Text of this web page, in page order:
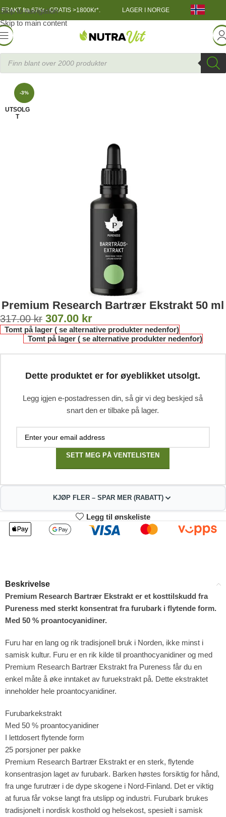
Skip to navigation
Skip to main content
FRAKT fra 67Kr - GRATIS >1800Kr*. LAGER I NORGE
Helsekost»Premium Research Bartrær Ekstrakt 50 ml
-3%
UTSOLG
T
Premium Research Bartrær Ekstrakt 50 ml
317.00kr 307.00 kr
Tomt på lager ( se alternative produkter nedenfor)
Tomt på lager ( se alternative produkter nedenfor)
Dette produktet er for øyeblikket utsolgt.
Legg igjen e-postadressen din, så gir vi deg beskjed så
snart den er tilbake på lager.
SETT MEG PÅ VENTELISTEN
KJØP FLER – SPAR MER (RABATT)
2
303.93
kr
3-4
300.86
4%
Legg til ønskeliste
Beskrivelse
Premium Research Bartrær Ekstrakt er et kosttilskudd fra
Pureness med sterkt konsentrat fra furubark i flytende form.
Med 50 % proantocyanidiner.
Furu har en lang og rik tradisjonell bruk i Norden, ikke minst i
samisk kultur. Furu er en rik kilde til proanthocyanidiner og med
Premium Research Bartrær Ekstrakt fra Pureness får du en
enkel måte å øke inntaket av furuekstrakt på. Dette ekstraktet
inneholder hele proantocyanidiner.
Furubarkekstrakt
Med 50 % proantocyanidiner
I lettdosert flytende form
25 porsjoner per pakke
Premium Research Bartrær Ekstrakt er en sterk, flytende
konsentrasjon laget av furubark. Barken høstes forsiktig for hånd,
fra unge furutrær i de dype skogene i Nord-Finland. Det er viktig
at furua får vokse langt fra utslipp og industri. Furubark brukes
tradisjonelt i nordisk kosthold og helsekost, spesielt i samisk